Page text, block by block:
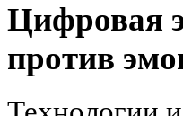
Цифровая
против